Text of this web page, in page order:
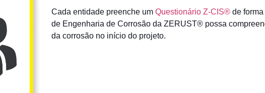
Cada entidade preenche um Questionário Z-CIS®de forma
de Engenharia de Corrosão da ZERUST® possa
da corrosão no início do projeto.